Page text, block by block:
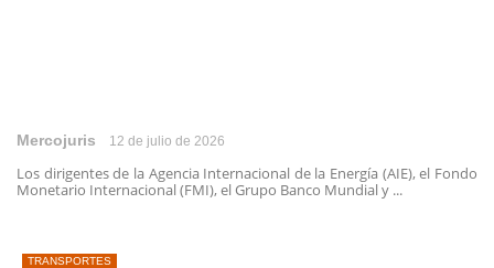
Mercojuris 12 de julio de 2026
Los dirigentes de la Agencia Internacional de la Energía (AIE), el Fondo
Monetario Internacional (FMI), el Grupo Banco Mundial y ...
TRANSPORTES